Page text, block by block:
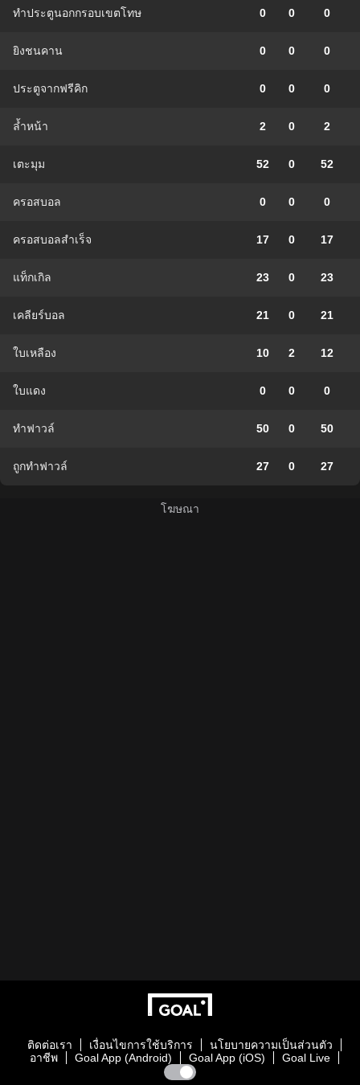
ทำประตูนอกกรอบเขตโทษ 0 0 0
ยิงชนคาน 0 0 0
ประตูจากฟรีคิก 0 0 0
ล้ำหน้า 2 0 2
เตะมุม 52 0 52
ครอสบอล 0 0 0
ครอสบอลสำเร็จ 17 0 17
แท็กเกิล 23 0 23
เคลียร์บอล 21 0 21
ใบเหลือง 10 2 12
ใบแดง 0 0 0
ทำฟาวล์ 50 0 50
ถูกทำฟาวล์ 27 0 27
ติดต่อเรา เงื่อนไขการใช้บริการ
นโยบายความเป็นส่วนตัว
อาชีพ
Goal App (Android) Goal App (iOS) Goal Live